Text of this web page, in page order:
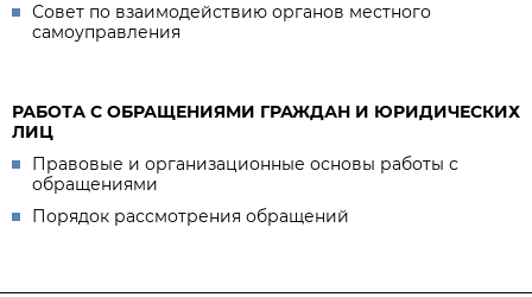
Совет по взаимодействию органов местного
самоуправления
РАБОТА С ОБРАЩЕНИЯМИ ГРАЖДАН И ЮРИДИЧЕСКИХ
ЛИЦ
Правовые и организационные основы работы с
обращениями
Порядок рассмотрения обращений